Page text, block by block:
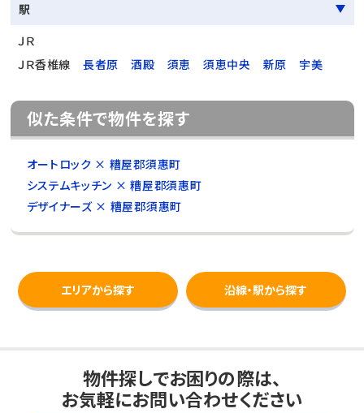
駅
ＪＲ
ＪＲ香椎線
長者原 酒殿 須恵 須恵中央 新原 宇美
似た条件で物件を探す
オートロック × 糟屋郡須惠町
システムキッチン × 糟屋郡須惠町
デザイナーズ × 糟屋郡須惠町
エリアから探す 沿線・駅から探す
物件探しでお困りの際は、
お気軽にお問い合わせください